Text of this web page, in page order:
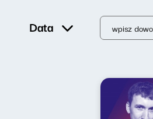
Data